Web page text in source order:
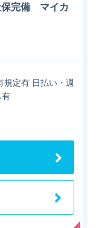
完備 マイカ
規定有 日払い・週
有